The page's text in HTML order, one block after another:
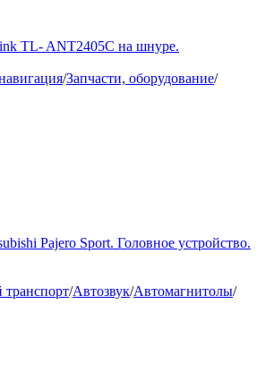
TL- ANT2405C на шнуре.
/Запчасти, оборудование/
Pajero Sport. Головное устройство.
/Автозвук/Автомагнитолы/